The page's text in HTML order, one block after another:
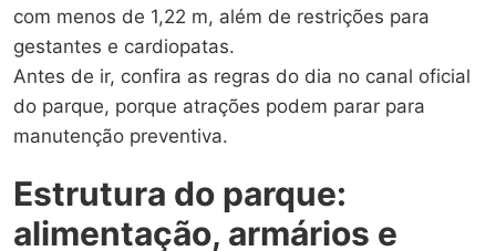
com menos de 1,22 m, além de restrições para
gestantes e cardiopatas.
Antes de ir, confira as regras do dia no canal oficial
do parque, porque atrações podem parar para
manutenção preventiva.
Estrutura do parque:
alimentação, armários e